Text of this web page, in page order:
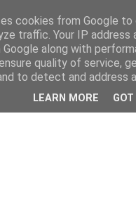
cookies from Google
traffic. Your IP address
Google along with
quality of service,
to detect and address
LEARN MORE